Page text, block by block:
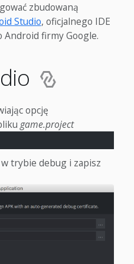
zbudowaną
Studio, oficjalnego IDE
Android firmy Google.
opcję
game.project
trybie debug i zapisz